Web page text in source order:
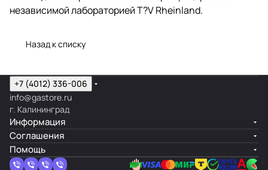
независимой лабораторией T?V Rheinland.
Назад к списку
+7 (4012) 336-006
info@gastore.ru
г. Калининград
Информация
Соглашения
Помощь